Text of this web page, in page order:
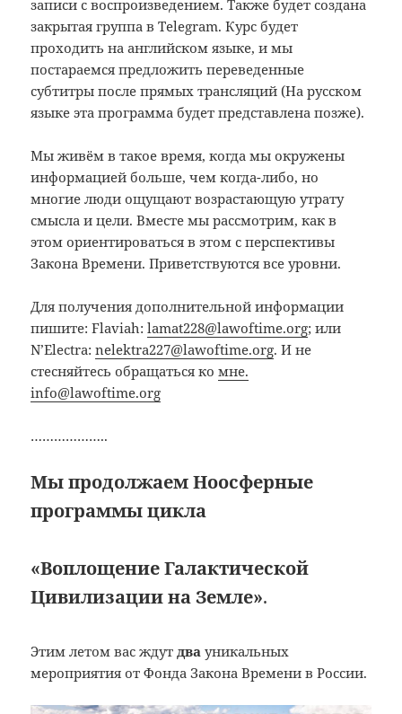
записи с воспроизведением. Также будет создана
закрытая группа в Telegram. Курс будет
проходить на английском языке, и мы
постараемся предложить переведенные
субтитры после прямых трансляций (На русском
языке эта программа будет представлена позже).
Мы живём в такое время, когда мы окружены
информацией больше, чем когда-либо, но
многие люди ощущают возрастающую утрату
смысла и цели. Вместе мы рассмотрим, как в
этом ориентироваться в этом с перспективы
Закона Времени. Приветствуются все уровни.
Для получения дополнительной информации
пишите: Flaviah:lamat228@lawoftime.org; или
N’Electra:nelektra227@lawoftime.org. И не
стесняйтесь обращаться комне.
info@lawoftime.org
………………..
Мы продолжаем Ноосферные
программы цикла
«Воплощение Галактической
Цивилизации на Земле».
Этим летом вас ждут двауникальных
мероприятия от Фонда Закона Времени в России.